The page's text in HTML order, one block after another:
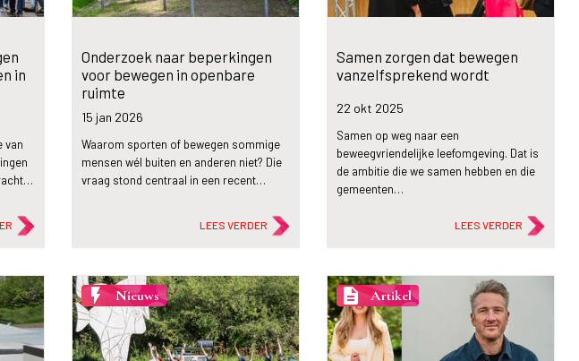
in
van
Onderzoek naar beperkingen
voor bewegen in openbare
ruimte
15 jan 2026
Waarom sporten of bewegen sommige
mensen wél buiten en anderen niet? Die
vraag stond centraal in een recent…
LEES VERDER
Samen zorgen dat bewegen
vanzelfsprekend wordt
22 okt 2025
Samen op weg naar een
beweegvriendelijke leefomgeving. Dat is
de ambitie die we samen hebben en die
gemeenten…
LEES VERDER
flash_on Nieuws description Artikel